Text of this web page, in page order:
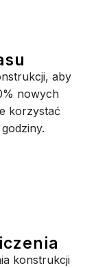
aby
nowych
korzystać
konstrukcji